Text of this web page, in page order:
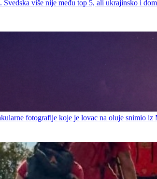
više nije među top 5, ali ukrajinsko i
fotografije koje je lovac na oluje snimio iz